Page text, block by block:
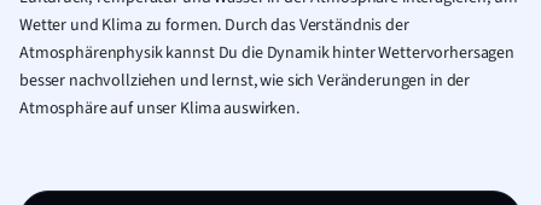
Wetter und Klima zu formen. Durch das Verständnis der
Atmosphärenphysik kannst Du die Dynamik hinter Wettervorhersagen
besser nachvollziehen und lernst, wie sich Veränderungen in der
Atmosphäre auf unser Klima auswirken.